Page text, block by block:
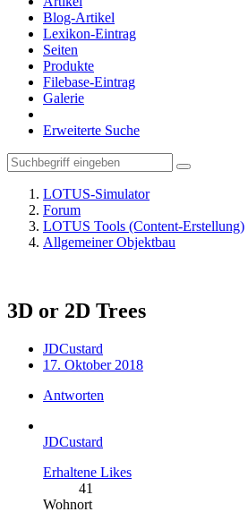
Blog-Artikel
Lexikon-Eintrag
Seiten
Produkte
Filebase-Eintrag
Galerie
Erweiterte Suche
LOTUS-Simulator
Forum
LOTUS Tools (Content-Erstellung)
Allgemeiner Objektbau
3D or 2D Trees
JDCustard
17. Oktober 2018
Antworten
JDCustard
Erhaltene Likes
41
Wohnort